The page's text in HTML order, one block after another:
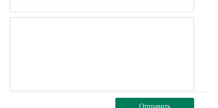
Отправить